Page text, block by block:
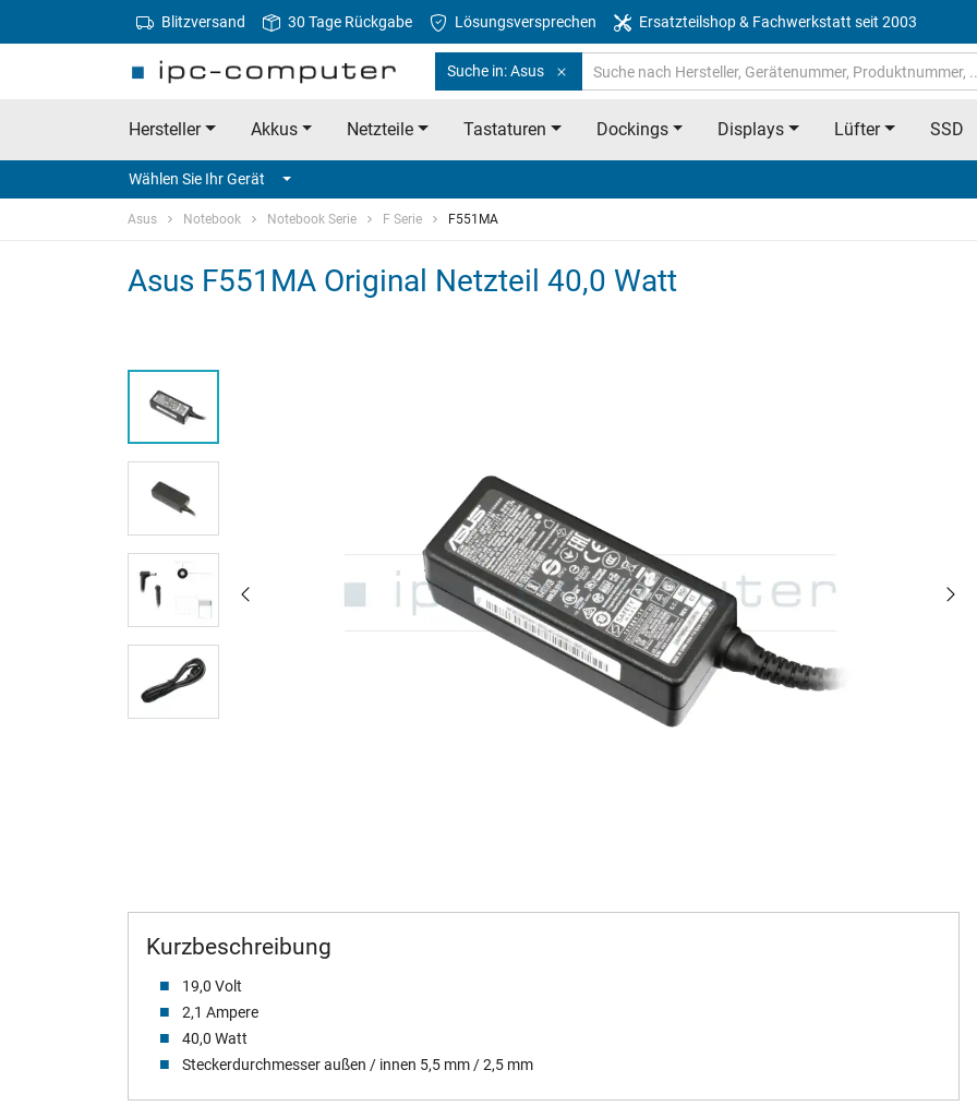
Blitzversand 30 Tage Rückgabe Lösungsversprechen Ersatzteilshop & Fachwerkstatt seit 2003
Suche in: Asus
Hersteller Akkus Netzteile Tastaturen Dockings Displays Lüfter SSD
Wählen Sie Ihr Gerät
Asus Notebook Notebook Serie F Serie F551MA
Asus F551MA Original Netzteil 40,0 Watt
Kurzbeschreibung
19,0 Volt
2,1 Ampere
40,0 Watt
Steckerdurchmesser außen / innen 5,5 mm / 2,5 mm